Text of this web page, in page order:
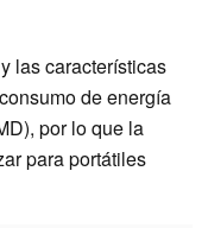
las características
de energía
por lo que la
para portátiles